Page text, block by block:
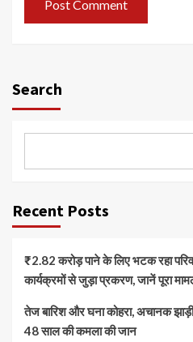
Search
Recent Posts
₹2.82 करोड़ पाने के लिए भटक रहा
कार्यक्रमों से जुड़ा प्रकरण, जानें पूरा
तेज बारिश और घना कोहरा, अचानक
48 साल की कमला की जान